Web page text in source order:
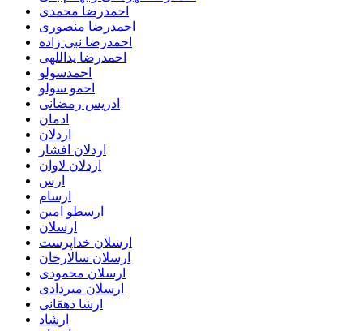
احمدرضا محمدی
احمدرضا منصوری
احمدرضا نبی زاده
احمدرضا یداللهی
احمدسولو
احمو سولو
ادریس رمضانی
ادمان
اردلان
اردلان افشار
اردلان لاوان
ارس
ارسام
ارسطو امین
ارسلان
ارسلان خداپرست
ارسلان سالارخان
ارسلان محمودی
ارسلان میردادی
ارشا دهقانی
ارشاد